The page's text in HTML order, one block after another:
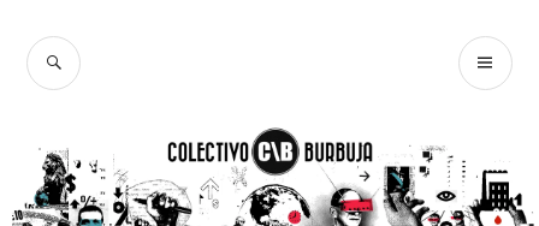
contenido
BUSCAR